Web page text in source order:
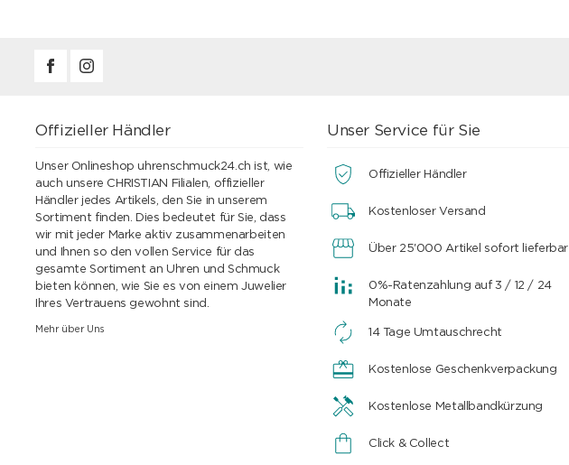
Offizieller Händler
Unser Onlineshop uhrenschmuck24.ch ist, wie
auch unsere CHRISTIAN Filialen, offizieller
Händler jedes Artikels, den Sie in unserem
Sortiment finden. Dies bedeutet für Sie, dass
wir mit jeder Marke aktiv zusammenarbeiten
und Ihnen so den vollen Service für das
gesamte Sortiment an Uhren und Schmuck
bieten können, wie Sie es von einem Juwelier
Ihres Vertrauens gewohnt sind.
Mehr über Uns
Unser Service für Sie
Offizieller Händler
Kostenloser Versand
Über 25'000 Artikel sofort lieferbar
0%-Ratenzahlung auf 3 / 12 / 24
Monate
14 Tage Umtauschrecht
Kostenlose Geschenkverpackung
Kostenlose Metallbandkürzung
Click & Collect